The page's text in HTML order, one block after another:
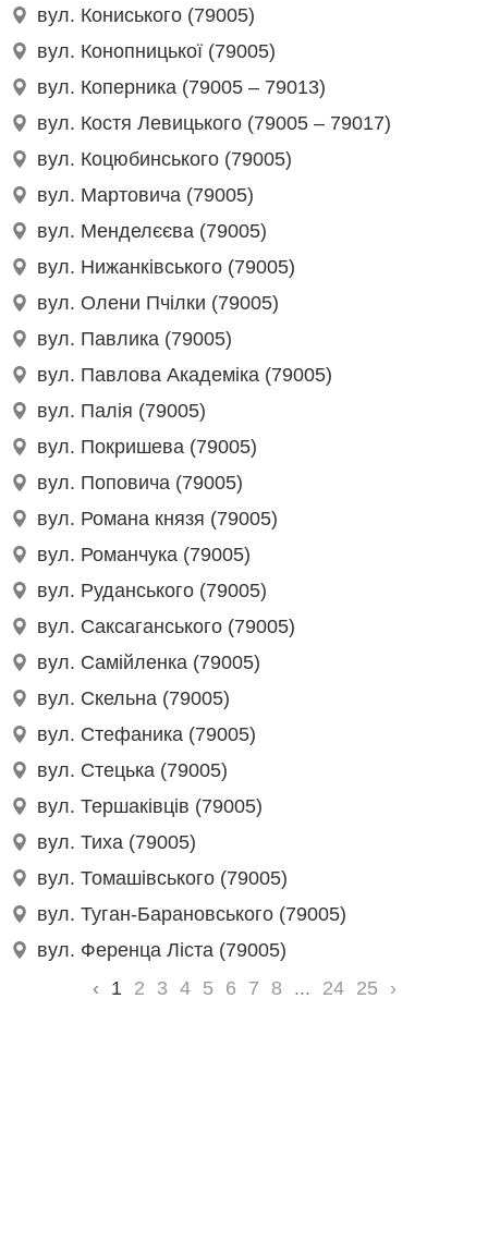
вул. Кониського (79005)
вул. Конопницької (79005)
вул. Коперника (79005 – 79013)
вул. Костя Левицького (79005 – 79017)
вул. Коцюбинського (79005)
вул. Мартовича (79005)
вул. Менделєєва (79005)
вул. Нижанківського (79005)
вул. Олени Пчілки (79005)
вул. Павлика (79005)
вул. Павлова Академіка (79005)
вул. Палія (79005)
вул. Покришева (79005)
вул. Поповича (79005)
вул. Романа князя (79005)
вул. Романчука (79005)
вул. Руданського (79005)
вул. Саксаганського (79005)
вул. Самійленка (79005)
вул. Скельна (79005)
вул. Стефаника (79005)
вул. Стецька (79005)
вул. Тершаківців (79005)
вул. Тиха (79005)
вул. Томашівського (79005)
вул. Туган-Барановського (79005)
вул. Ференца Ліста (79005)
‹
1 2 3 4 5 6 7 8 ... 24 25 ›